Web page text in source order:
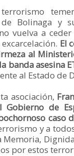
Bolinaga y
vuelva a
El
al
banda asesina
al Estado de
asociación,
Gobierno de
caso
y a
por estos